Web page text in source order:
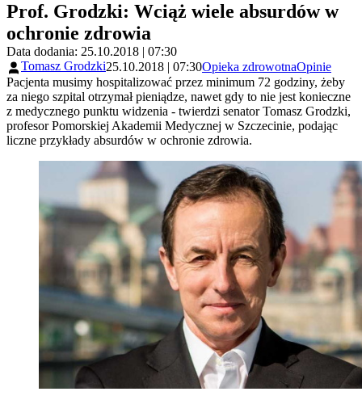
Prof. Grodzki: Wciąż wiele absurdów w
ochronie zdrowia
Data dodania: 25.10.2018 | 07:30
Tomasz Grodzki25.10.2018 | 07:30Opieka zdrowotnaOpinie
Pacjenta musimy hospitalizować przez minimum 72 godziny, żeby
za niego szpital otrzymał pieniądze, nawet gdy to nie jest konieczne
z medycznego punktu widzenia - twierdzi senator Tomasz Grodzki,
profesor Pomorskiej Akademii Medycznej w Szczecinie, podając
liczne przykłady absurdów w ochronie zdrowia.